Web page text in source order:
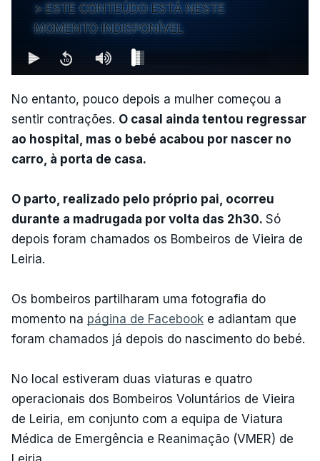
ESTE CONTEÚDO ESTÁ NESTE
MOMENTO INDISPONÍVEL
No entanto, pouco depois a mulher começou a
sentir contrações. O casal ainda tentou regressar
ao hospital, mas o bebé acabou por nascer no
carro, à porta de casa.
O parto, realizado pelo próprio pai, ocorreu
durante a madrugada por volta das 2h30. Só
depois foram chamados os Bombeiros de Vieira de
Leiria.
Os bombeiros partilharam uma fotografia do
momento na página de Facebook e adiantam que
foram chamados já depois do nascimento do bebé.
No local estiveram duas viaturas e quatro
operacionais dos Bombeiros Voluntários de Vieira
de Leiria, em conjunto com a equipa de Viatura
Médica de Emergência e Reanimação (VMER) de